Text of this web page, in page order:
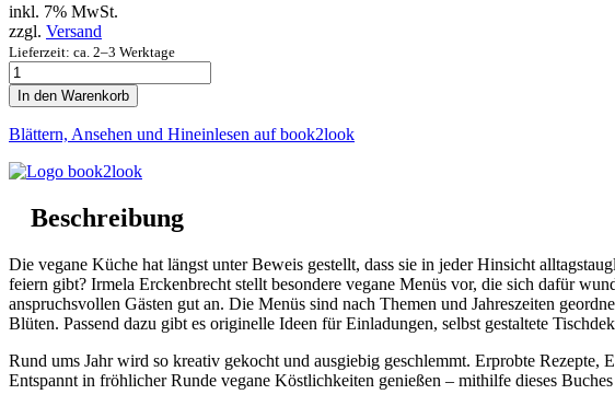
inkl. 7% MwSt.
zzgl. Versand
Lieferzeit: ca. 2–3 Werktage
Vegane
Menüs
Menge
In den Warenkorb
Blättern, Ansehen und Hineinlesen auf book2look
Beschreibung
Die vegane Küche hat längst unter Beweis gestellt, dass sie in jeder Hinsicht
feiern gibt? Irmela Erckenbrecht stellt besondere vegane Menüs vor, die sich dafür
anspruchsvollen Gästen gut an. Die Menüs sind nach Themen und Jahreszeiten
Blüten. Passend dazu gibt es originelle Ideen für Einladungen, selbst gestaltete
Rund ums Jahr wird so kreativ gekocht und ausgiebig geschlemmt. Erprobte Rezepte,
Entspannt in fröhlicher Runde vegane Köstlichkeiten genießen – mithilfe dieses